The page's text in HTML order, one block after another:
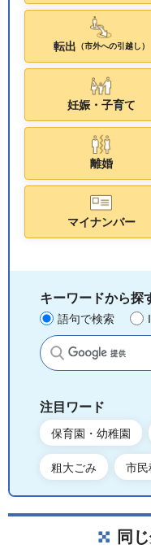
転出 （市外への引越し）
妊娠・子育て
離婚
マイナンバー
キーワードから探
語句で検索
サイト内検索
注目ワード
保育園・幼稚園
粗大ごみ 市民
同